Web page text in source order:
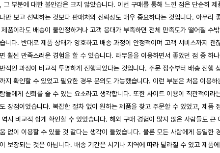
그 부분에 대한 불안감은 크지 않았습니다. 이번 구매를 통해 느낀 점은 단순히 제
만 보고 선택하는 것보다 판매처의 신뢰성도 매우 중요하다는 것입니다. 아무리
제품이라도 배송이 불안정하거나 고객 응대가 부족하면 전체 만족도가 떨어질 수밖
니다. 반대로 제품 상태가 양호하고 배송 과정이 안정적이며 고객 서비스까지 괜
훨씬 만족스러운 경험을 할 수 있습니다. 라무몰을 이용하면서 좋았던 점 중 하
적인 과정이 비교적 투명하게 진행되었다는 것입니다. 주문 접수부터 배송 진행
지 확인할 수 있었고 필요한 경우 문의도 가능했습니다. 이런 부분은 처음 이용하
들에게 신뢰를 줄 수 있는 요소라고 생각합니다. 또한 사이트 이용이 직관적이라
장점이었습니다. 복잡한 절차 없이 원하는 제품을 찾고 주문할 수 있었고, 제품
역시 비교적 쉽게 확인할 수 있었습니다. 해외 구매 경험이 많지 않은 사람들도 큰
없이 이용할 수 있을 것 같다는 생각이 들었습니다. 물론 모든 사람에게 동일한
보장되는 것은 아닙니다. 배송 기간은 시기나 지역에 따라 달라질 수 있고 제품에